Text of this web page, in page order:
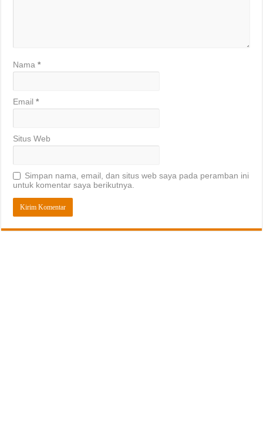
Nama*
Email*
Situs Web
Simpan nama, email, dan situs web saya pada peramban ini
untuk komentar saya berikutnya.